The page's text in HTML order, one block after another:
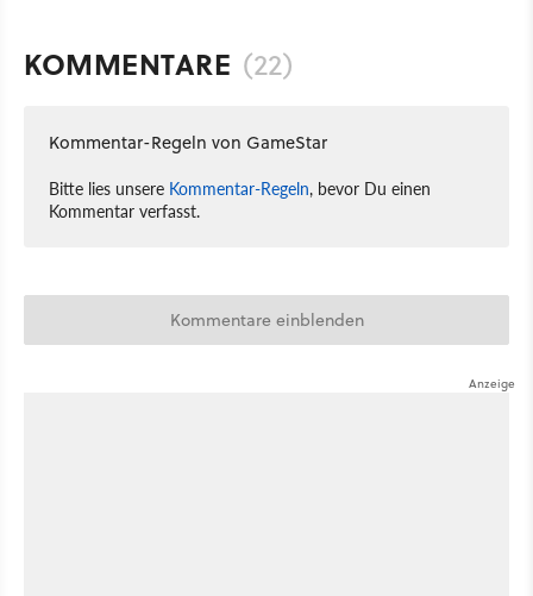
KOMMENTARE (22)
Kommentar-Regeln von GameStar
Bitte lies unsere Kommentar-Regeln, bevor Du einen
Kommentar verfasst.
Kommentare einblenden